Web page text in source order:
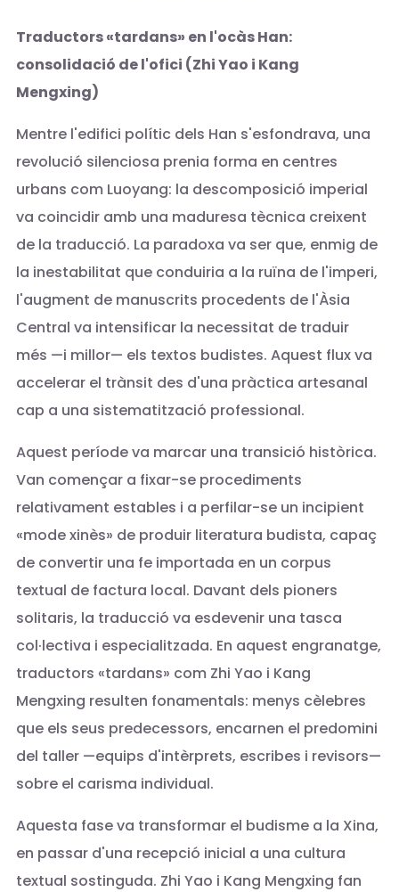
Traductors «tardans» en l'ocàs Han:
consolidació de l'ofici (Zhi Yao i Kang
Mengxing)
Mentre l'edifici polític dels Han s'esfondrava, una
revolució silenciosa prenia forma en centres
urbans com Luoyang: la descomposició imperial
va coincidir amb una maduresa tècnica creixent
de la traducció. La paradoxa va ser que, enmig de
la inestabilitat que conduiria a la ruïna de l'imperi,
l'augment de manuscrits procedents de l'Àsia
Central va intensificar la necessitat de traduir
més —i millor— els textos budistes. Aquest flux va
accelerar el trànsit des d'una pràctica artesanal
cap a una sistematització professional.
Aquest període va marcar una transició històrica.
Van començar a fixar-se procediments
relativament estables i a perfilar-se un incipient
«mode xinès» de produir literatura budista, capaç
de convertir una fe importada en un corpus
textual de factura local. Davant dels pioners
solitaris, la traducció va esdevenir una tasca
col·lectiva i especialitzada. En aquest engranatge,
traductors «tardans» com Zhi Yao i Kang
Mengxing resulten fonamentals: menys cèlebres
que els seus predecessors, encarnen el predomini
del taller —equips d'intèrprets, escribes i revisors—
sobre el carisma individual.
Aquesta fase va transformar el budisme a la Xina,
en passar d'una recepció inicial a una cultura
textual sostinguda. Zhi Yao i Kang Mengxing fan